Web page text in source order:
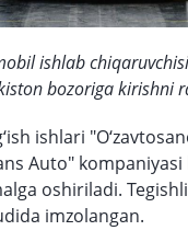
ishlab
bozoriga kirishni
ishlari
Auto" kompaniyasi
oshiriladi.
imzolangan.